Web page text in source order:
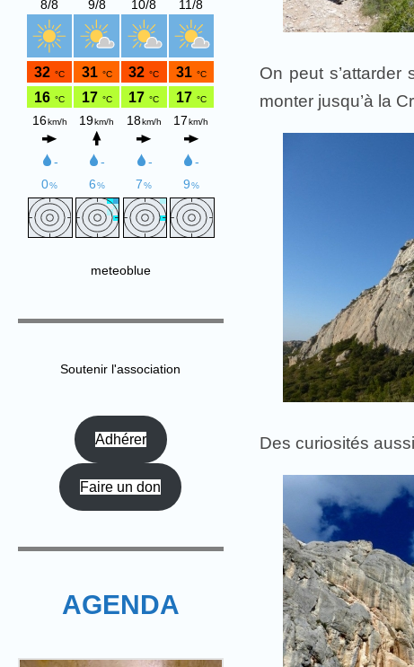
On peut
monter jusqu’à la
Des curiosités
meteoblue
Soutenir l'association
Adhérer
Faire un don
AGENDA